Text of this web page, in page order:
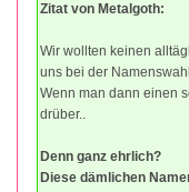
Zitat von Metalgoth:
Wir wollten keinen
uns bei der
Wenn man dann einen
drüber..
Denn ganz ehrlich?
Diese dämlichen